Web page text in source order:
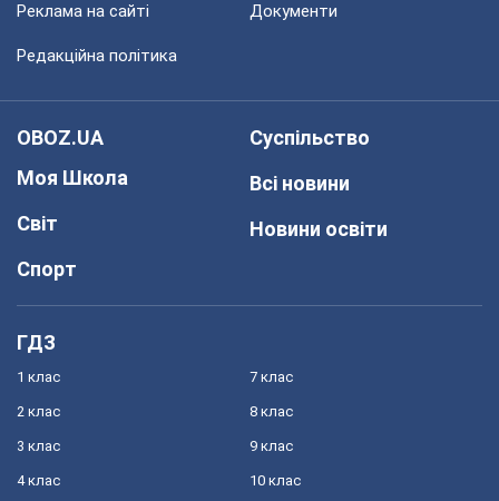
Реклама на сайті Документи
Редакційна політика
OBOZ.UA
Моя Школа
Світ
Спорт
Суспільство
Всі новини
Новини освіти
ГДЗ
1 клас
2 клас
3 клас
4 клас
7 клас
8 клас
9 клас
10 клас